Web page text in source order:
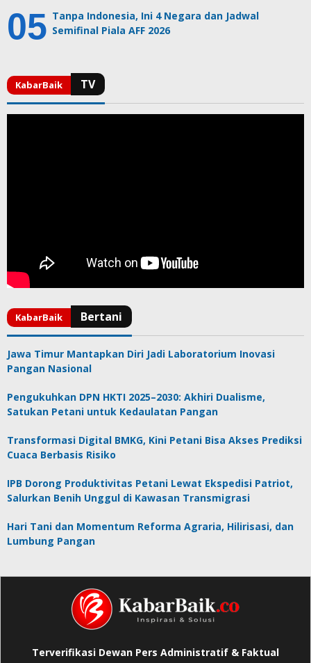
Tanpa Indonesia, Ini 4 Negara dan Jadwal
Semifinal Piala AFF 2026
Jawa Timur Mantapkan Diri Jadi Laboratorium Inovasi
Pangan Nasional
Pengukuhkan DPN HKTI 2025–2030: Akhiri Dualisme,
Satukan Petani untuk Kedaulatan Pangan
Transformasi Digital BMKG, Kini Petani Bisa Akses Prediksi
Cuaca Berbasis Risiko
IPB Dorong Produktivitas Petani Lewat Ekspedisi Patriot,
Salurkan Benih Unggul di Kawasan Transmigrasi
Hari Tani dan Momentum Reforma Agraria, Hilirisasi, dan
Lumbung Pangan
Terverifikasi Dewan Pers Administratif & Faktual